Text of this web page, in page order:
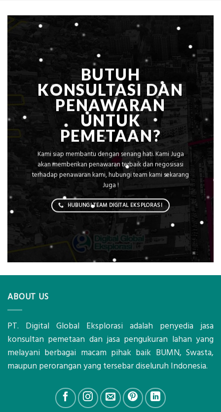
Hasil
Akurat
BUTUH
KONSULTASI DAN
PENAWARAN
UNTUK
PEMETAAN?
Kami siap membantu dengan senang hati. Kami Juga
akan memberikan penawaran terbaik dan negosisasi
terhadap penawaran kami, hubungi team kami sekarang
Juga !
HUBUNGI TEAM DIGITAL EKSPLORASI
ABOUT US
PT. Digital Global Eksplorasi adalah penyedia jasa
konsultan pemetaan dan jasa pengukuran lahan yang
melayani berbagai macam pihak baik BUMN, Swasta,
maupun perorangan yang tersebar diseluruh Indonesia.